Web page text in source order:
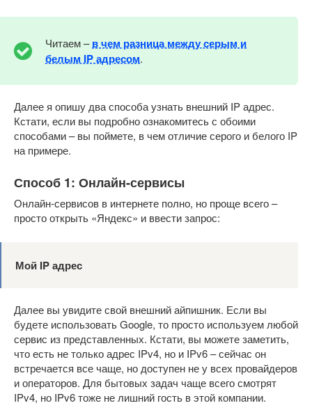
Читаем –в чем разница между серым и
белым IP адресом.
Далее я опишу два способа узнать внешний IP адрес.
Кстати, если вы подробно ознакомитесь с обоими
способами – вы поймете, в чем отличие серого и белого IP
на примере.
Способ 1: Онлайн-сервисы
Онлайн-сервисов в интернете полно, но проще всего –
просто открыть «Яндекс» и ввести запрос:
Мой IPадрес
Далее вы увидите свой внешний айпишник. Если вы
будете использовать Google, то просто используем любой
сервис из представленных. Кстати, вы можете заметить,
что есть не только адрес IPv4, но и IPv6 – сейчас он
встречается все чаще, но доступен не у всех провайдеров
и операторов. Для бытовых задач чаще всего смотрят
IPv4, но IPv6 тоже не лишний гость в этой компании.